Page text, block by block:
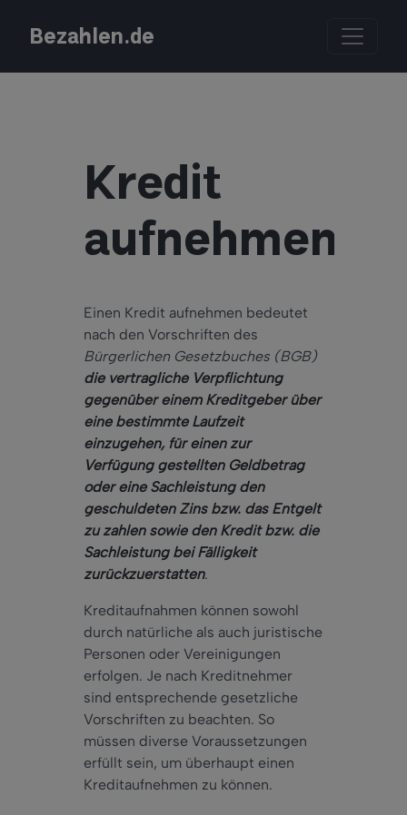
Bezahlen.de
Kredit
aufnehmen
Einen Kredit aufnehmen bedeutet
nach den Vorschriften des
Bürgerlichen Gesetzbuches (BGB)
die vertragliche Verpflichtung
gegenüber einem Kreditgeber über
eine bestimmte Laufzeit
einzugehen, für einen zur
Verfügung gestellten Geldbetrag
oder eine Sachleistung den
geschuldeten Zins bzw. das Entgelt
zu zahlen sowie den Kredit bzw. die
Sachleistung bei Fälligkeit
zurückzuerstatten.
Kreditaufnahmen können sowohl
durch natürliche als auch juristische
Personen oder Vereinigungen
erfolgen. Je nach Kreditnehmer
sind entsprechende gesetzliche
Vorschriften zu beachten. So
müssen diverse Voraussetzungen
erfüllt sein, um überhaupt einen
Kreditaufnehmen zu können.